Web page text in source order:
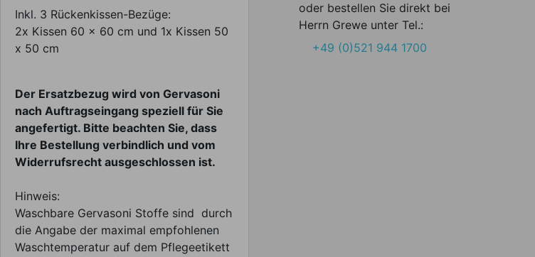
Inkl. 3 Rückenkissen-Bezüge:
2x Kissen 60 x 60 cm und 1x Kissen 50
x 50 cm
Der Ersatzbezug wird von Gervasoni
nach Auftragseingang speziell für Sie
angefertigt. Bitte beachten Sie, dass
Ihre Bestellung verbindlich und vom
Widerrufsrecht ausgeschlossen ist.
Hinweis:
Waschbare Gervasoni Stoffe sind durch
die Angabe der maximal empfohlenen
Waschtemperatur auf dem Pflegeetikett
oder bestellen Sie direkt bei
Herrn Grewe unter Tel.:
+49 (0)521 944 1700